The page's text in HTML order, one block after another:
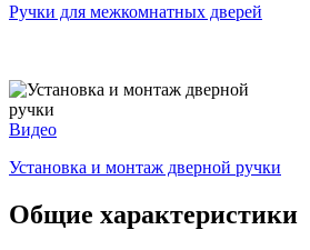
Ручки для межкомнатных дверей
Видео
Установка и монтаж дверной ручки
Общие характеристики